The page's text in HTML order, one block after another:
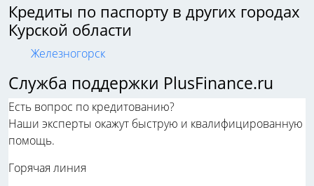
Кредиты по паспорту в других городах
Курской области
Железногорск
Служба поддержки PlusFinance.ru
Есть вопрос по кредитованию?
Наши эксперты окажут быструю и квалифицированную
помощь.
Горячая линия